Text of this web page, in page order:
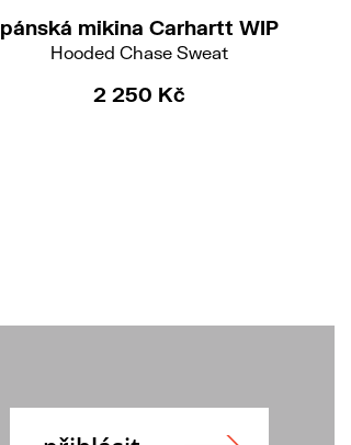
pánská mikina Carhartt WIP
Hooded Chase Sweat
2 250 Kč